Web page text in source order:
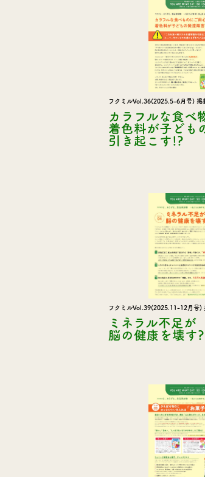
フクミルVol.36(2025.5-6月号) 掲
カラフルな食べ
着色料が子ども
引き起こす!?
フクミルVol.39(2025.11-12月号)
ミネラル不足が
脳の健康を壊す